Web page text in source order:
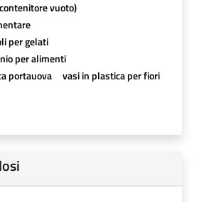
vuoto)
per gelati
per alimenti
portauova
vasi in plastica per fiori